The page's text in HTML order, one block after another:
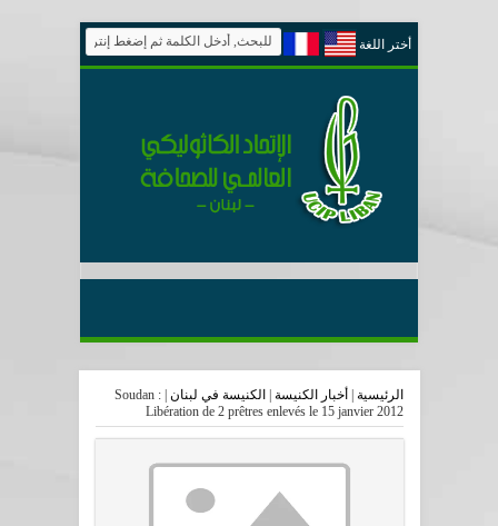
أختر اللغة
الرئيسية أخبار الكنيسة الكنيسة في لبنان |
Soudan :
Libération de 2 prêtres enlevés le 15 janvier 2012